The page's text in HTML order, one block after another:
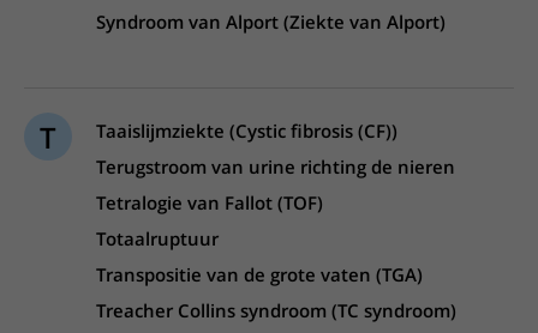
Syndroom van Alport (Ziekte van Alport)
T
Taaislijmziekte (Cystic fibrosis (CF))
Terugstroom van urine richting de nieren
Tetralogie van Fallot (TOF)
Totaalruptuur
Transpositie van de grote vaten (TGA)
Treacher Collins syndroom (TC syndroom)